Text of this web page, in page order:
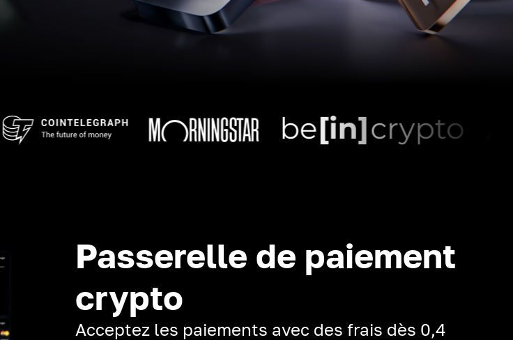
Passerelle de paiement
crypto
Acceptez les paiements avec des frais dès 0,4